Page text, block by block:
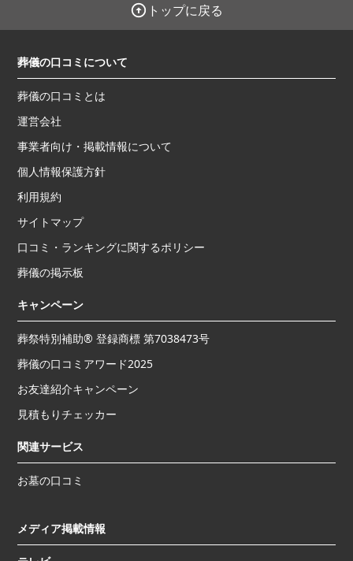
トップに戻る
葬儀の口コミについて
葬儀の口コミとは
運営会社
事業者向け・掲載情報について
個人情報保護方針
利用規約
サイトマップ
口コミ・ランキングに関するポリシー
葬儀の掲示板
キャンペーン
葬祭特別補助® 登録商標 第7038473号
葬儀の口コミアワード2025
お友達紹介キャンペーン
見積もりチェッカー
関連サービス
お墓の口コミ
メディア掲載情報